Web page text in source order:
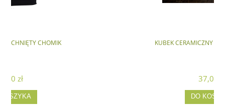
KUBEK CERAMICZNY - KAWKA ZBOŻOWA